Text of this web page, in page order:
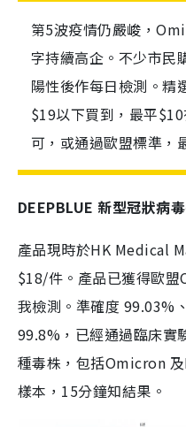
第5波疫情仍嚴峻，
字持續高企。不少市民
陽性後作每日檢測。精
$19以下買到，最平
可，或通過歐盟標準，
DEEPBLUE 新型冠狀病
產品現時於HK Medical
$18/件。產品已獲得歐盟
我檢測。準確度 99.03%
99.8%，已經通過臨床實
種毒株，包括Omicron
樣本，15分鐘知結果。